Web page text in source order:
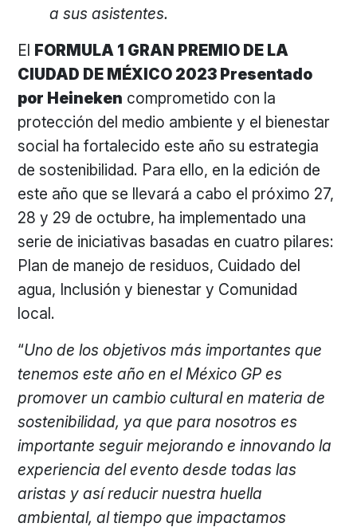
a sus asistentes.
El FORMULA 1 GRAN PREMIO DE LA
CIUDAD DE MÉXICO 2023 Presentado
por Heineken comprometido con la
protección del medio ambiente y el bienestar
social ha fortalecido este año su estrategia
de sostenibilidad. Para ello, en la edición de
este año que se llevará a cabo el próximo 27,
28 y 29 de octubre, ha implementado una
serie de iniciativas basadas en cuatro pilares:
Plan de manejo de residuos, Cuidado del
agua, Inclusión y bienestar y Comunidad
local.
“Uno de los objetivos más importantes que
tenemos este año en el México GP es
promover un cambio cultural en materia de
sostenibilidad, ya que para nosotros es
importante seguir mejorando e innovando la
experiencia del evento desde todas las
aristas y así reducir nuestra huella
ambiental, al tiempo que impactamos